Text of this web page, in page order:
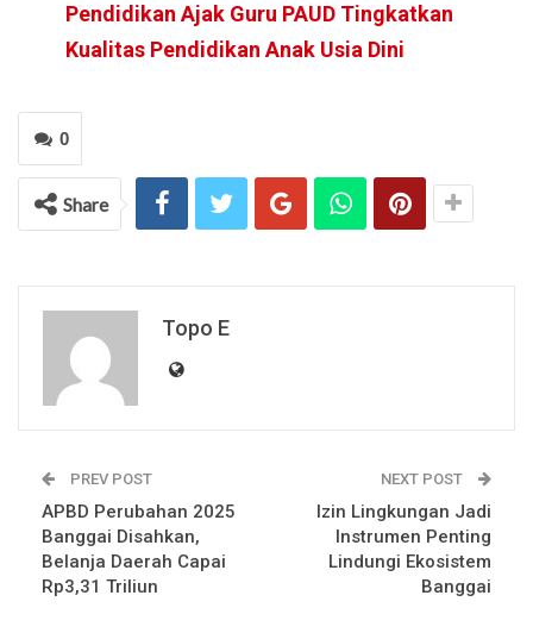
Pendidikan Ajak Guru PAUD Tingkatkan
Kualitas Pendidikan Anak Usia Dini
0
Share
Topo E
PREV POST
APBD Perubahan 2025
Banggai Disahkan,
Belanja Daerah Capai
Rp3,31 Triliun
NEXT POST
Izin Lingkungan Jadi
Instrumen Penting
Lindungi Ekosistem
Banggai